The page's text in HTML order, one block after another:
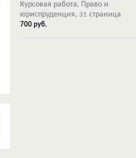
Курсовая работа, Право и
юриспруденция, 31 страница
700 руб.